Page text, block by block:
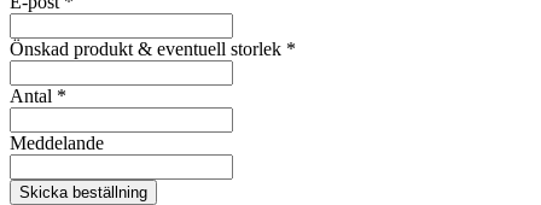
Önskad produkt & eventuell storlek *
Antal *
Meddelande
Skicka beställning